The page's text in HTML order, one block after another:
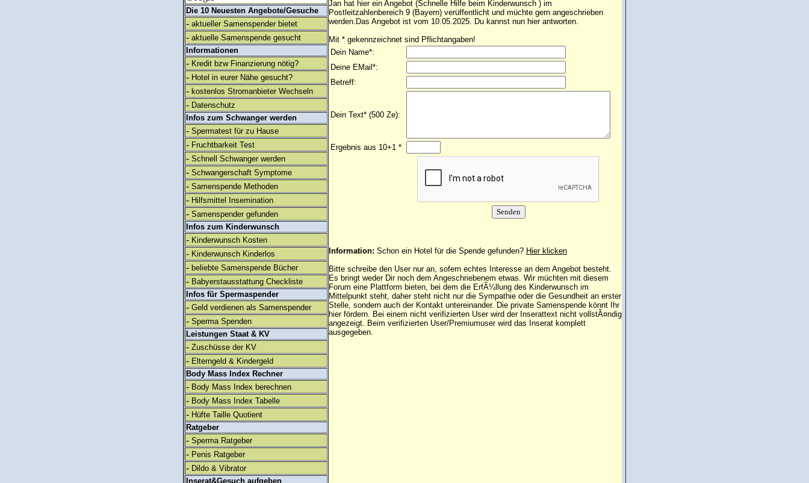
Die 10 Neuesten Angebote/Gesuche
- aktueller Samenspender bietet
- aktuelle Samenspende gesucht
Informationen
- Kredit bzw Finanzierung nötig?
- Hotel in eurer Nähe gesucht?
- kostenlos Stromanbieter Wechseln
- Datenschutz
Infos zum Schwanger werden
- Spermatest für zu Hause
- Fruchtbarkeit Test
- Schnell Schwanger werden
- Schwangerschaft Symptome
- Samenspende Methoden
- Hilfsmittel Insemination
- Samenspender gefunden
Infos zum Kinderwunsch
- Kinderwunsch Kosten
- Kinderwunsch Kinderlos
- beliebte Samenspende Bücher
- Babyerstausstattung Checkliste
Infos für Spermaspender
- Geld verdienen als Samenspender
- Sperma Spenden
Leistungen Staat & KV
- Zuschüsse der KV
- Elterngeld & Kindergeld
Body Mass Index Rechner
- Body Mass Index berechnen
- Body Mass Index Tabelle
- Hüfte Taille Quotient
Ratgeber
- Sperma Ratgeber
- Penis Ratgeber
- Dildo & Vibrator
Inserat&Gesuch aufgeben
Jan hat hier ein Angebot (Schnelle Hilfe beim Kinderwunsch ) im
Postleitzahlenbereich 9 (Bayern) verüffentlicht und müchte gern angeschrieben
werden.Das Angebot ist vom 10.05.2025. Du kannst nun hier antworten.
Mit * gekennzeichnet sind Pflichtangaben!
Dein Name*:
Deine EMail*:
Betreff:
Dein Text* (500 Ze):
Ergebnis aus 10+1 *
Information: Schon ein Hotel für die Spende gefunden? Hier klicken
Bitte schreibe den User nur an, sofern echtes Interesse an dem Angebot besteht.
Es bringt weder Dir noch dem Angeschriebenem etwas. Wir müchten mit diesem
Forum eine Plattform bieten, bei dem die ErfÃ¼llung des Kinderwunsch im
Mittelpunkt steht, daher steht nicht nur die Sympathie oder die Gesundheit an erster
Stelle, sondern auch der Kontakt untereinander. Die private Samenspende könnt Ihr
hier fördern. Bei einem nicht verifizierten User wird der Inserattext nicht vollstÃ¤ndig
angezeigt. Beim verifizierten User/Premiumuserwird das Inserat komplett
ausgegeben.